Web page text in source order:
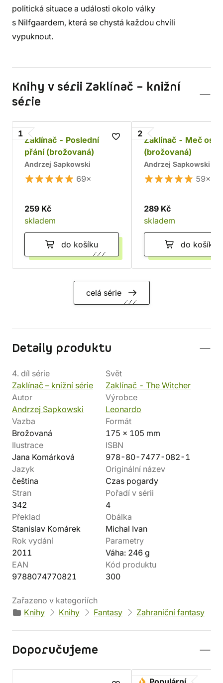
politická situace a události okolo války
s Nilfgaardem, která se chystá každou chvíli
vypuknout.
Knihy v sérii Zaklínač – knižní
série
1
Zaklínač - Poslední
přání (brožovaná)
Andrzej Sapkowski
69×
259 Kč
skladem
do košíku
2
Zaklínač - Meč
(brožovaná)
Andrzej Sapkowski
59×
289 Kč
skladem
do košíku
celá série
Detaily produktu
4. díl série
Zaklínač – knižní série
Svět
Zaklínač - The Witcher
Autor
Andrzej Sapkowski
Výrobce
Leonardo
Vazba
Brožovaná
Formát
175 x 105 mm
Ilustrace
Jana Komárková
ISBN
978-80-7477-082-1
Jazyk
čeština
Originální název
Czas pogardy
Stran
342
Pořadí v sérii
4
Překlad
Stanislav Komárek
Obálka
Michal Ivan
Rok vydání
2011
Parametry
Váha: 246 g
EAN
9788074770821
Kód produktu
300
Zařazeno v kategoriích
Knihy
Knihy Fantasy Zahraniční fantasy
Doporučujeme